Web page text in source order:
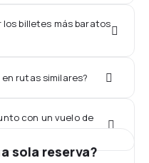
billetes más baratos
rutas similares?
con un vuelo de
sola reserva?